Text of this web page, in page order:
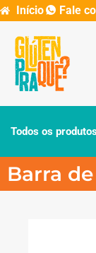
Início Fale
Todos os
Barra